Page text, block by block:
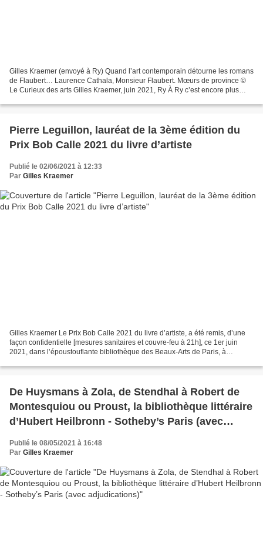
Gilles Kraemer (envoyé à Ry) Quand l’art contemporain détourne les romans
de Flaubert… Laurence Cathala, Monsieur Flaubert. Mœurs de province ©
Le Curieux des arts Gilles Kraemer, juin 2021, Ry À Ry c’est encore plus
Pierre Leguillon, lauréat de la 3ème édition du
Prix Bob Calle 2021 du livre d’artiste
Publié le 02/06/2021 à 12:33
Par Gilles Kraemer
Gilles Kraemer Le Prix Bob Calle 2021 du livre d’artiste, a été remis, d’une
façon confidentielle [mesures sanitaires et couvre-feu à 21h], ce 1er juin
2021, dans l’époustouflante bibliothèque des Beaux-Arts de Paris, à
De Huysmans à Zola, de Stendhal à Robert de
Montesquiou ou Proust, la bibliothèque littéraire
d’Hubert Heilbronn - Sotheby’s Paris (avec
adjudications)
Publié le 08/05/2021 à 16:48
Par Gilles Kraemer